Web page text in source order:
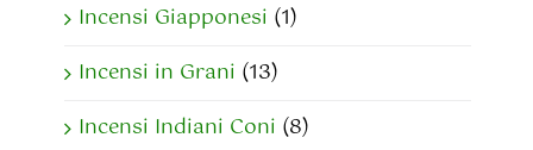
Incensi Giapponesi (1)
Incensi in Grani (13)
Incensi Indiani Coni (8)